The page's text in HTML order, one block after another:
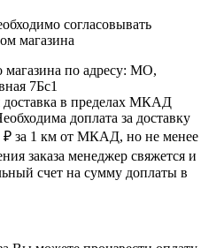
согласовывать
магазина
магазина по адресу: МО,
7Бс1
доставка в пределах МКАД
доплата за доставку
₽ за 1 км от МКАД, но не менее
заказа менеджер свяжется и
счет на сумму доплаты в